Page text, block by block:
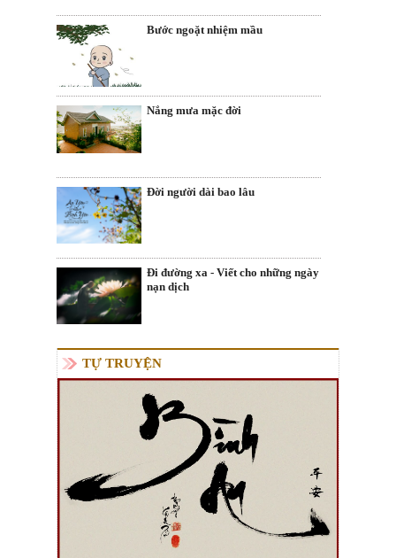
Bước ngoặt nhiệm mầu
Nắng mưa mặc đời
Đời người dài bao lâu
Đi đường xa - Viết cho những ngày
nạn dịch
TỰ TRUYỆN